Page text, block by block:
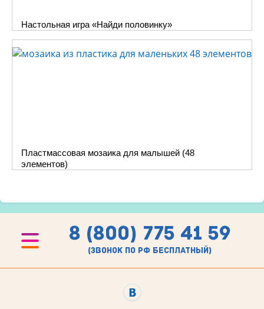
Настольная игра «Найди половинку»
Пластмассовая мозаика для малышей (48
элементов)
8 (800) 775 41 59
(звонок по рф бесплатный)